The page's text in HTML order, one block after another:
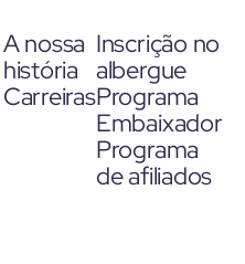
A nossa
história
Carreiras
Inscrição no
albergue
Programa
Embaixador
Programa
de afiliados